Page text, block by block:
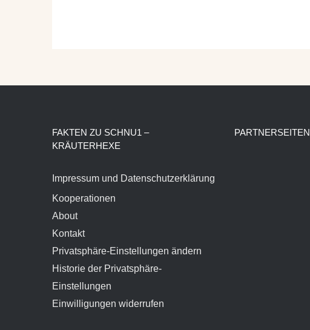
FAKTEN ZU SCHNU1 –
KRÄUTERHEXE
Impressum und Datenschutzerklärung
Kooperationen
About
Kontakt
Privatsphäre-Einstellungen ändern
Historie der Privatsphäre-
Einstellungen
Einwilligungen widerrufen
PARTNERSEITEN